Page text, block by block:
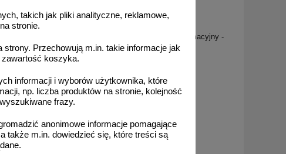
takich jak pliki analityczne, reklamowe,
stronie.
strony. Przechowują m.in. takie informacje jak
koszyka.
informacji i wyborów użytkownika, które
np. liczba produktów na stronie, kolejność
frazy.
anonimowe informacje pomagające
także m.in. dowiedzieć się, które treści są
- PC512
Zakaz wjazdu na rowerach - znak informacyjny -
PC107
16,29 zł netto